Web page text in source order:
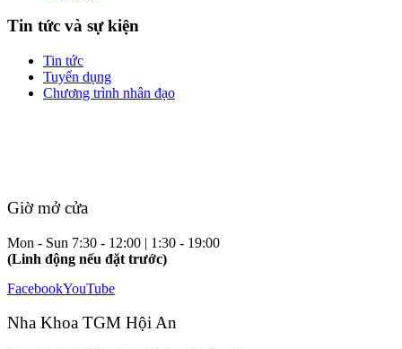
Tin tức và sự kiện
Tin tức
Tuyển dụng
Chương trình nhân đạo
Giờ mở cửa
Mon - Sun 7:30 - 12:00 | 1:30 - 19:00
(Linh động nếu đặt trước)
FacebookYouTube
Nha Khoa TGM Hội An